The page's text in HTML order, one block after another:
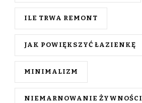
ILE TRWA REMONT
JAK POWIĘKSZYĆ ŁAZIENKĘ
MINIMALIZM
NIEMARNOWANIE ŻYWNOŚCI